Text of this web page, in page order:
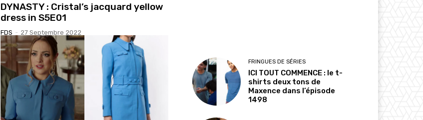
DYNASTY : Cristal’s jacquard yellow
dress in S5E01
FDS - 27 Septembre 2022
FRINGUES DE SÉRIES
ICI TOUT COMMENCE : le t-
shirts deux tons de
Maxence dans l’épisode
1498